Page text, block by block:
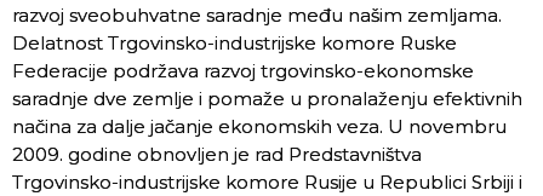
razvoj sveobuhvatne saradnje među našim zemljama.
Delatnost Trgovinsko-industrijske komore Ruske
Federacije podržava razvoj trgovinsko-ekonomske
saradnje dve zemlje i pomaže u pronalaženju efektivnih
načina za dalje jačanje ekonomskih veza. U novembru
2009. godine obnovljen je rad Predstavništva
Trgovinsko-industrijske komore Rusije u Republici Srbiji i